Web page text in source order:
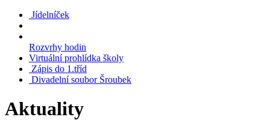
Jídelníček
Rozvrhy hodin
Virtuální prohlídka školy
Zápis do 1.tříd
Divadelní soubor Šroubek
Aktuality